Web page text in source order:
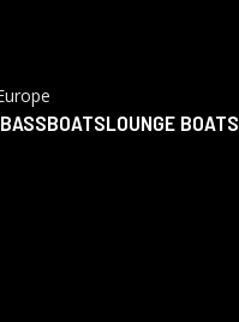
BASSBOATSLOUNGE BOATS